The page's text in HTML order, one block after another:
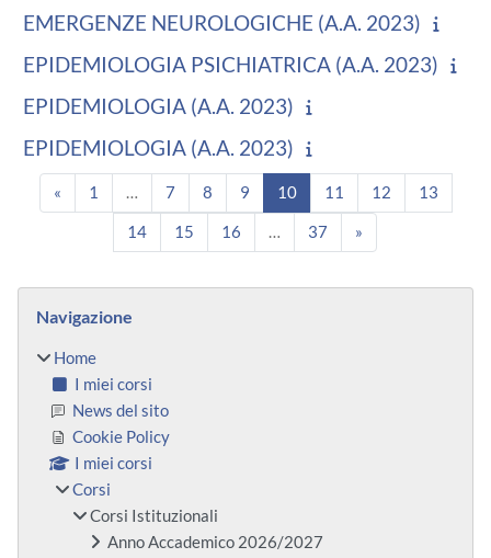
EMERGENZE NEUROLOGICHE (A.A. 2023)
EPIDEMIOLOGIA PSICHIATRICA (A.A. 2023)
EPIDEMIOLOGIA (A.A. 2023)
EPIDEMIOLOGIA (A.A. 2023)
«Pagina precedente
1 … 7Pagina 7
8Pagina 8
9Pagina 9
10Pagina 10
11 Pagina 11
12Pagina 12
13Pagina
14Pagina 14
15 Pagina 15
16 Pagina 16
… 37 Pagina 37
»
Blocchi
Navigazione
Home
I miei corsi
News del sito
Cookie Policy
I miei corsi
Corsi
Corsi Istituzionali
Anno Accademico 2026/2027